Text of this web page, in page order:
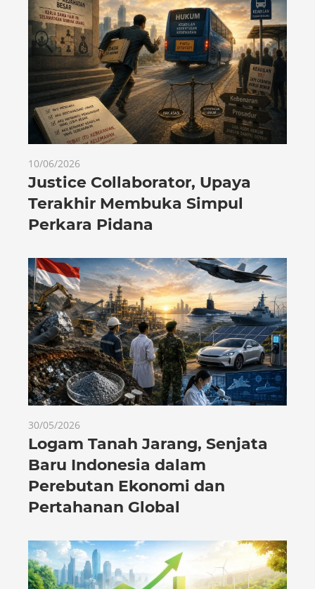
10/06/2026
Justice Collaborator, Upaya
Terakhir Membuka Simpul
Perkara Pidana
30/05/2026
Logam Tanah Jarang, Senjata
Baru Indonesia dalam
Perebutan Ekonomi dan
Pertahanan Global